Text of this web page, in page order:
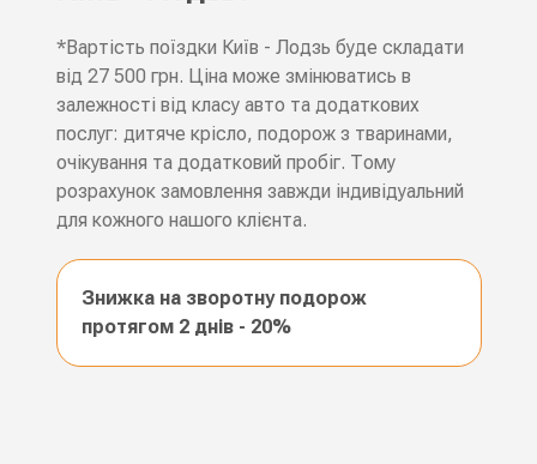
*Вартість поїздки Київ - Лодзь буде складати
від 27 500 грн. Ціна може змінюватись в
залежності від класу авто та додаткових
послуг: дитяче крісло, подорож з тваринами,
очікування та додатковий пробіг. Тому
розрахунок замовлення завжди індивідуальний
для кожного нашого клієнта.
Знижка на зворотну подорож
протягом 2 днів - 20%